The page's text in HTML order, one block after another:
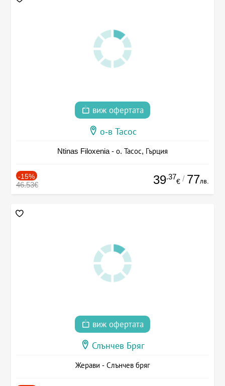
виж офертата
о-в Тасос
Ntinas Filoxenia - о. Тасос, Гърция
-15%
46.53€ 39.37
€ / 77лв.
виж офертата
Слънчев Бряг
Жерави - Слънчев бряг